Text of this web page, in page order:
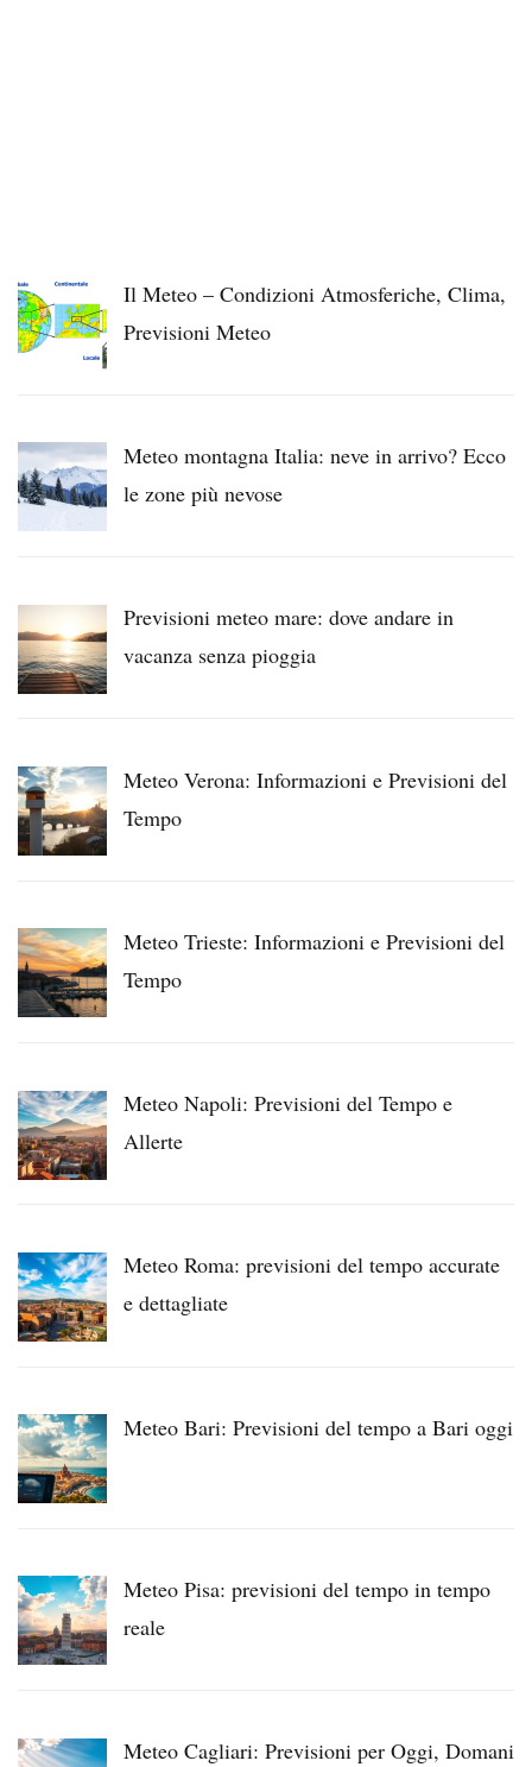
Il Meteo – Condizioni Atmosferiche, Clima,
Previsioni Meteo
Meteo montagna Italia: neve in arrivo? Ecco
le zone più nevose
Previsioni meteo mare: dove andare in
vacanza senza pioggia
Meteo Verona: Informazioni e Previsioni del
Tempo
Meteo Trieste: Informazioni e Previsioni del
Tempo
Meteo Napoli: Previsioni del Tempo e
Allerte
Meteo Roma: previsioni del tempo accurate
e dettagliate
Meteo Bari: Previsioni del tempo a Bari oggi
Meteo Pisa: previsioni del tempo in tempo
reale
Meteo Cagliari: Previsioni per Oggi, Domani